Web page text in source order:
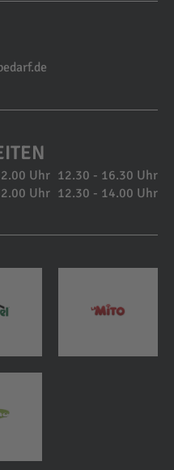
Uhr 12.30 - 16.30 Uhr
Uhr 12.30 - 14.00 Uhr